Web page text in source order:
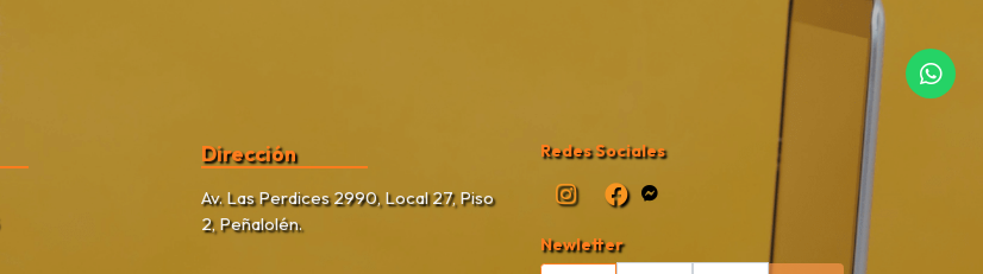
Dirección
Av. Las Perdices 2990, Local 27, Piso
2, Peñalolén.
Redes Sociales
Newletter